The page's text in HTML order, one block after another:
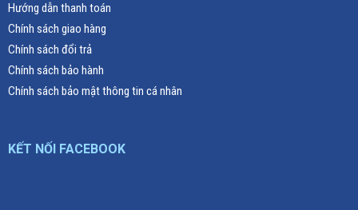
Hướng dẫn thanh toán
Chính sách giao hàng
Chính sách đổi trả
Chính sách bảo hành
Chính sách bảo mật thông tin cá nhân
KẾT NỐI FACEBOOK